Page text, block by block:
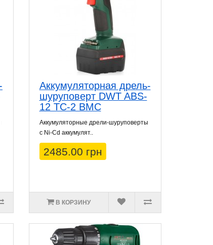
Аккумуляторная дрель-
шуруповерт DWT ABS-
12 TC-2 BMC
Аккумуляторные дрели-шуруповерты
с Ni-Cd аккумулят..
2485.00 грн
В КОРЗИНУ